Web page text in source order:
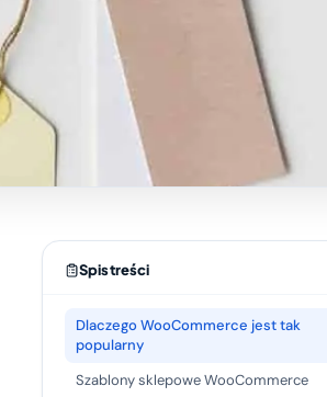
Spis treści
Dlaczego WooCommerce jest tak
popularny
Szablony sklepowe WooCommerce